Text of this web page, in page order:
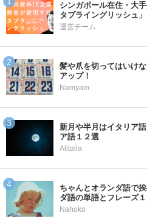
シンガポール在住・大
タプライングリッシュ」
運営チーム
髪や爪を切ってはいけ
アップ！
Namyam
新月や半月はイタリア
ア語１２選
Alitalia
ちゃんとオランダ語で
ダ語の単語とフレーズ
Nahoko